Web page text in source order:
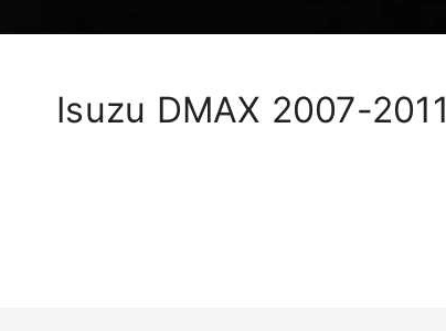
Isuzu DMAX 2007-2011